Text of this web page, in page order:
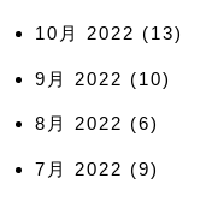
10月 2022 (13)
9月 2022 (10)
8月 2022 (6)
7月 2022 (9)